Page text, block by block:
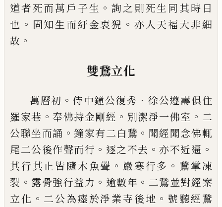
道者死而萬戶子生 。詢之則死生同其時日
也 。 固知生而紆金衷猊 。 亦人天福大非細
故 。
雙鵞立化
萬曆初 。 侍中鐘公復秀 ． 徐公遵壽俱住
羅家巷 。奉佛持金剛經 。 別潔淨一佛室 。 二
公聯坐而誦 。 鐘家有二白鵞 。 聞經聞念佛輒
尾二公後作聲而行 。 逐之不去 。亦不近逼 。
其行其止皆隨木魚聲 。 嚴寒行多 。 鵞掌凍
裂 。 露骨強行益力 。 逾數年 。 二鵞並對經案
立化 。 二公為瘞於淨業寺後地 。號聽經鵞